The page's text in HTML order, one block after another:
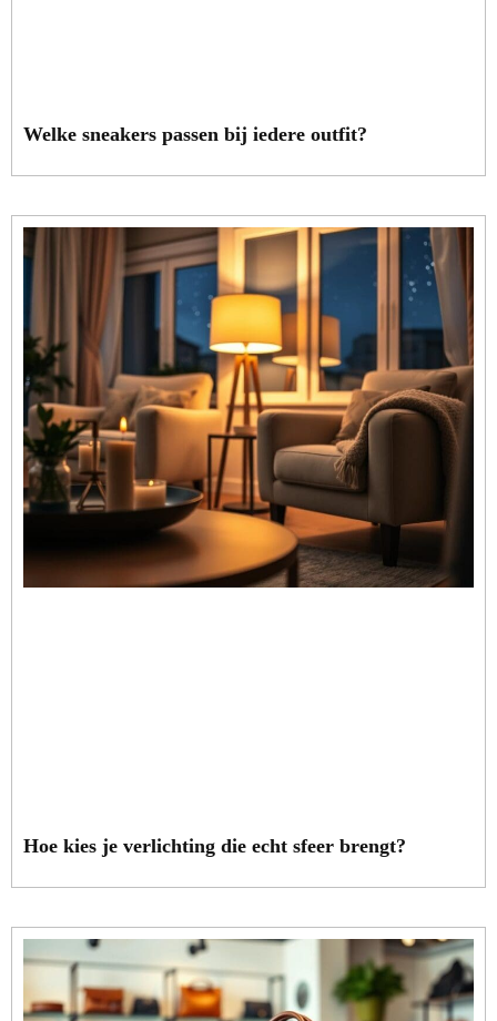
Welke sneakers passen bij iedere outfit?
Hoe kies je verlichting die echt sfeer brengt?